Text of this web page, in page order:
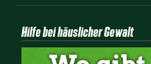
Hilfe bei häuslicher Gewalt